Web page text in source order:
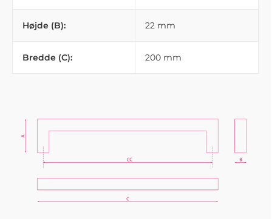
Højde (B): 22 mm
Bredde (C): 200 mm